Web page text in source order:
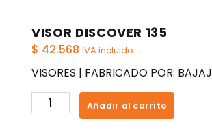
VISOR DISCOVER 135
$ 42.568 IVA incluido
VISORES | FABRICADO POR: BAJAJ
VISOR
DISCOVER
Añadir al carrito